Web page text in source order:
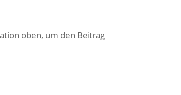
oben, um den Beitrag